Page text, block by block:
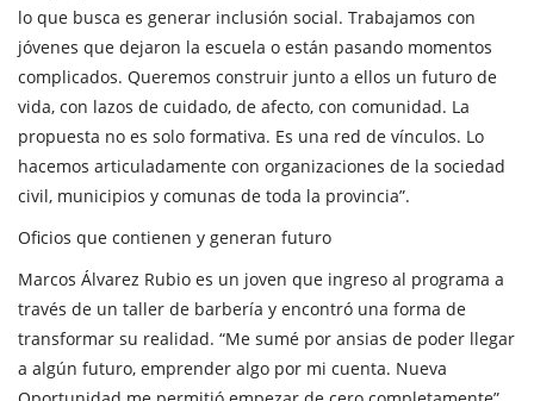
lo que busca es generar inclusión social. Trabajamos con
jóvenes que dejaron la escuela o están pasando momentos
complicados. Queremos construir junto a ellos un futuro de
vida, con lazos de cuidado, de afecto, con comunidad. La
propuesta no es solo formativa. Es una red de vínculos. Lo
hacemos articuladamente con organizaciones de la sociedad
civil, municipios y comunas de toda la provincia”.
Oficios que contienen y generan futuro
Marcos Álvarez Rubio es un joven que ingreso al programa a
través de un taller de barbería y encontró una forma de
transformar su realidad. “Me sumé por ansias de poder llegar
a algún futuro, emprender algo por mi cuenta. Nueva